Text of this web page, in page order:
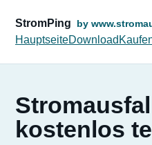
StromPing by
HauptseiteDownload
kostenlos